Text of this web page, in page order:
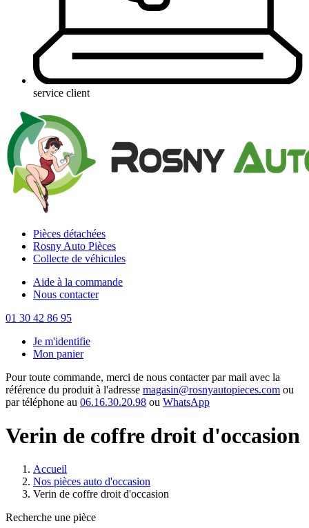
service client
Pièces détachées
Rosny Auto Pièces
Collecte de véhicules
Aide à la commande
Nous contacter
01 30 42 86 95
Je m'identifie
Mon panier
Pour toute commande, merci de nous contacter par mail avec la
référence du produit à l'adresse magasin@rosnyautopieces.com ou
par téléphone au 06.16.30.20.98 ou WhatsApp
Verin de coffre droit d'occasion
Accueil
Nos pièces auto d'occasion
Verin de coffre droit d'occasion
Recherche une pièce